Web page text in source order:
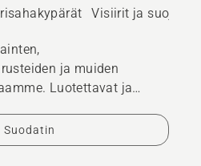
Visiirit ja
ja muiden
Luotettavat ja
Suodatin